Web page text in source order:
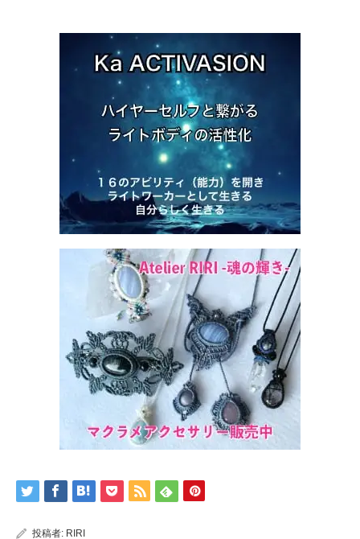
投稿者: RIRI